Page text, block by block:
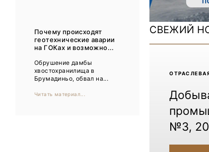
Mining World Russia 2024
ВСЕ СПЕЦПРОЕКТЫ
Почему происходят
геотехнические аварии
на ГОКах и возможно...
Обрушение дамбы
хвостохранилища в
Брумадиньо, обвал на...
Читать материал...
СВЕЖИЙ
№3,